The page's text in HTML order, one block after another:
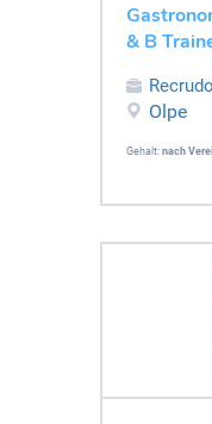
& B
Olpe
Gehalt: nach